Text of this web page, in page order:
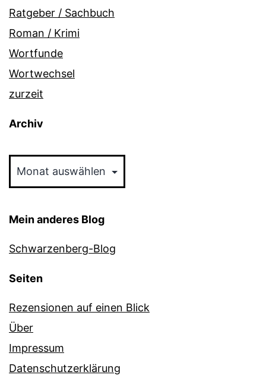
Ratgeber / Sachbuch
Roman / Krimi
Wortfunde
Wortwechsel
zurzeit
Archiv
Mein anderes Blog
Schwarzenberg-Blog
Seiten
Rezensionen auf einen Blick
Über
Impressum
Datenschutzerklärung